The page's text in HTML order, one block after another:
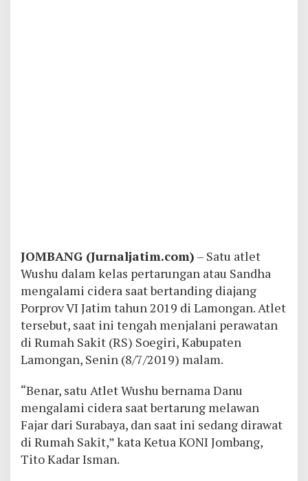
JOMBANG (Jurnaljatim.com) – Satu atlet
Wushu dalam kelas pertarungan atau Sandha
mengalami cidera saat bertanding diajang
Porprov VI Jatim tahun 2019 di Lamongan. Atlet
tersebut, saat ini tengah menjalani perawatan
di Rumah Sakit (RS) Soegiri, Kabupaten
Lamongan, Senin (8/7/2019) malam.
“Benar, satu Atlet Wushu bernama Danu
mengalami cidera saat bertarung melawan
Fajar dari Surabaya, dan saat ini sedang dirawat
di Rumah Sakit,” kata Ketua KONI Jombang,
Tito Kadar Isman.